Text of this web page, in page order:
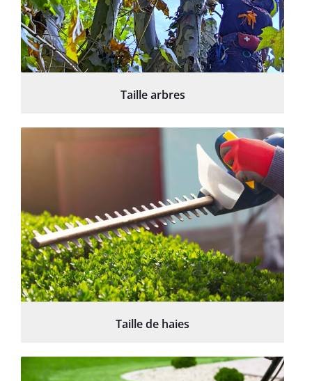
Taille arbres
Taille de haies